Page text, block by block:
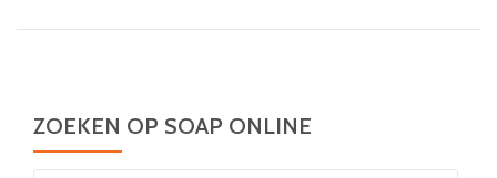
ZOEKEN OP SOAP ONLINE